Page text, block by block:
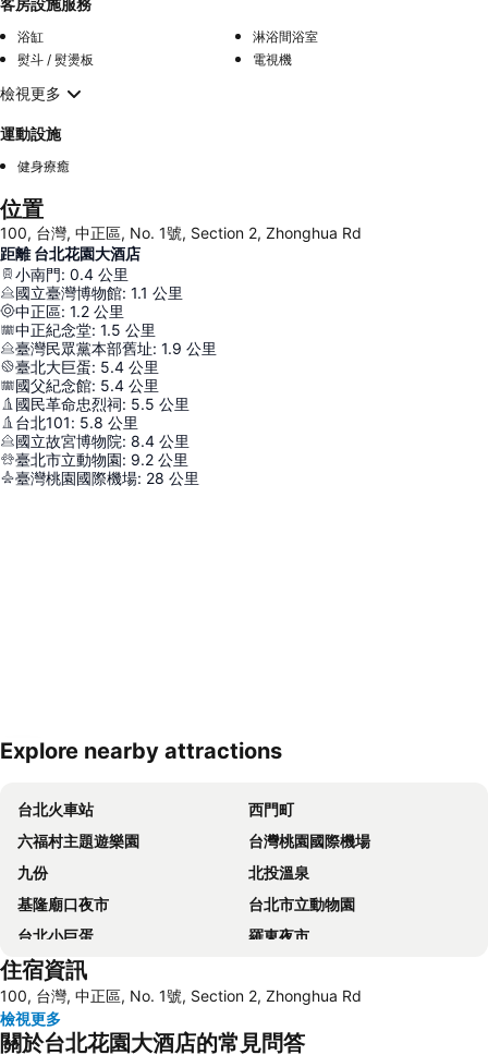
浴缸
淋浴間浴室
熨斗 / 熨燙板
電視機
檢視更多
運動設施
健身療癒
位置
100, 台灣, 中正區, No. 1號, Section 2, Zhonghua Rd
距離 台北花園大酒店
小南門: 0.4 公里
國立臺灣博物館: 1.1 公里
中正區: 1.2 公里
中正紀念堂: 1.5 公里
臺灣民眾黨本部舊址: 1.9 公里
臺北大巨蛋: 5.4 公里
國父紀念館: 5.4 公里
國民革命忠烈祠: 5.5 公里
台北101: 5.8 公里
國立故宮博物院: 8.4 公里
臺北市立動物園: 9.2 公里
臺灣桃園國際機場: 28 公里
展開地圖
Explore nearby attractions
台北火車站
西門町
六福村主題遊樂園
台灣桃園國際機場
九份
北投溫泉
基隆廟口夜市
台北市立動物園
台北小巨蛋
羅東夜市
Taipei 101
南港站覽館
士林夜市
宜蘭烏石港
拉拉山
住宿資訊
100, 台灣, 中正區, No. 1號, Section 2, Zhonghua Rd
檢視更多
關於台北花園大酒店的常見問答